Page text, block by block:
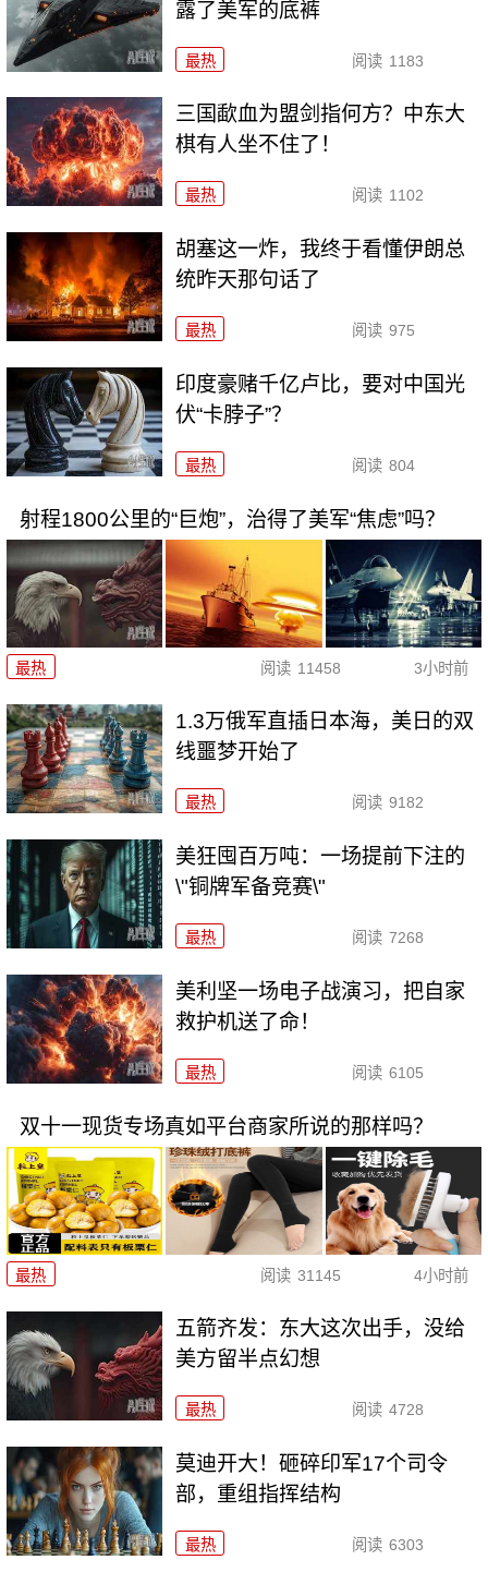
露了美军的底裤
最热 阅读 1183
三国歃血为盟剑指何方？中东大
棋有人坐不住了！
最热 阅读 1102
胡塞这一炸，我终于看懂伊朗总
统昨天那句话了
最热 阅读 975
印度豪赌千亿卢比，要对中国光
伏“卡脖子”？
最热 阅读 804
射程1800公里的“巨炮”，治得了美军“焦虑”吗？
最热 阅读 11458 3小时前
1.3万俄军直插日本海，美日的双
线噩梦开始了
最热 阅读 9182
美狂囤百万吨：一场提前下注的
\"铜牌军备竞赛\"
最热 阅读 7268
美利坚一场电子战演习，把自家
救护机送了命！
最热 阅读 6105
双十一现货专场真如平台商家所说的那样吗？
最热 阅读 31145 4小时前
五箭齐发：东大这次出手，没给
美方留半点幻想
最热 阅读 4728
莫迪开大！砸碎印军17个司令
部，重组指挥结构
最热 阅读 6303